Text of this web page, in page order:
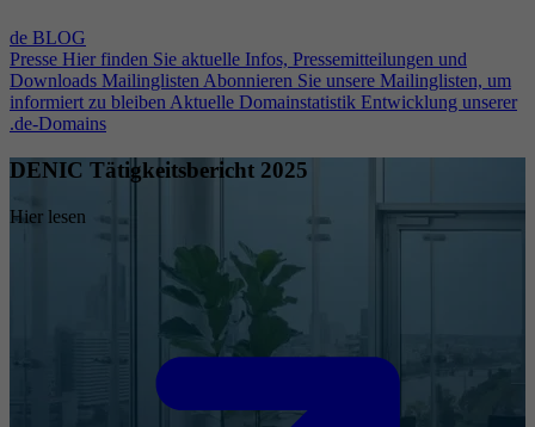
de BLOG
Presse Hier finden Sie aktuelle Infos, Pressemitteilungen und
Downloads Mailinglisten Abonnieren Sie unsere Mailinglisten, um
informiert zu bleiben Aktuelle Domainstatistik Entwicklung unserer
.de-Domains
DENIC Tätigkeitsbericht 2025
Hier lesen